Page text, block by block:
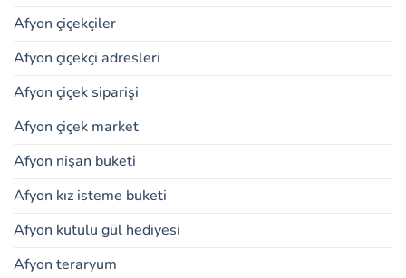
Afyon çiçekçiler
Afyon çiçekçi adresleri
Afyon çiçek siparişi
Afyon çiçek market
Afyon nişan buketi
Afyon kız isteme buketi
Afyon kutulu gül hediyesi
Afyon teraryum